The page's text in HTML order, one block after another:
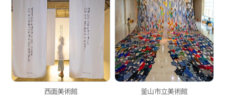
西面美術館 釜山市立美術館